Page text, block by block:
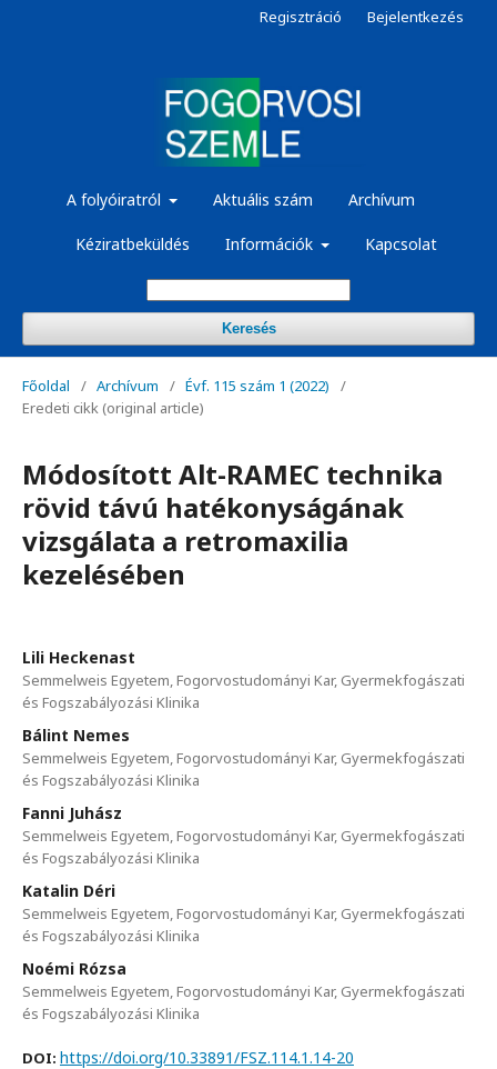
A folyóiratról Aktuális szám Archívum
Kéziratbeküldés Információk Kapcsolat
Keresés
Regisztráció Bejelentkezés
Főoldal / Archívum / Évf. 115 szám 1 (2022)
/
Eredeti cikk (original article)
Módosított Alt-RAMEC technika
rövid távú hatékonyságának
vizsgálata a retromaxilia
kezelésében
Lili Heckenast
Semmelweis Egyetem, Fogorvostudományi Kar, Gyermekfogászati
és Fogszabályozási Klinika
Bálint Nemes
Semmelweis Egyetem, Fogorvostudományi Kar, Gyermekfogászati
és Fogszabályozási Klinika
Fanni Juhász
Semmelweis Egyetem, Fogorvostudományi Kar, Gyermekfogászati
és Fogszabályozási Klinika
Katalin Déri
Semmelweis Egyetem, Fogorvostudományi Kar, Gyermekfogászati
és Fogszabályozási Klinika
Noémi Rózsa
Semmelweis Egyetem, Fogorvostudományi Kar, Gyermekfogászati
és Fogszabályozási Klinika
DOI: https://doi.org/10.33891/FSZ.114.1.14-20